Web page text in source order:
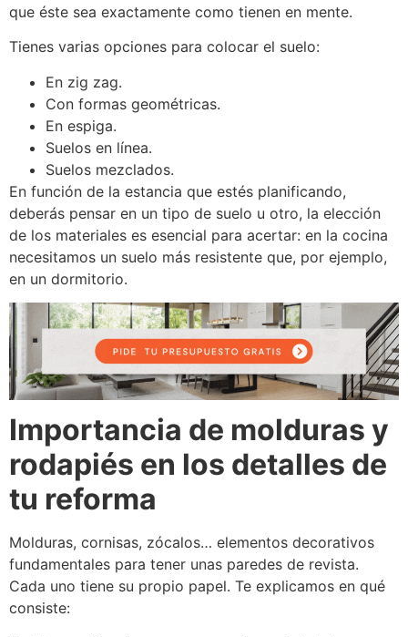
que éste sea exactamente como tienen en mente.
Tienes varias opciones para colocar el suelo:
En zig zag.
Con formas geométricas.
En espiga.
Suelos en línea.
Suelos mezclados.
En función de la estancia que estés planificando,
deberás pensar en un tipo de suelo u otro, la elección
de los materiales es esencial para acertar: en la cocina
necesitamos un suelo más resistente que, por ejemplo,
en un dormitorio.
Importancia de molduras y
rodapiés en los detalles de
tu reforma
Molduras, cornisas, zócalos… elementos decorativos
fundamentales para tener unas paredes de revista.
Cada uno tiene su propio papel. Te explicamos en qué
consiste: